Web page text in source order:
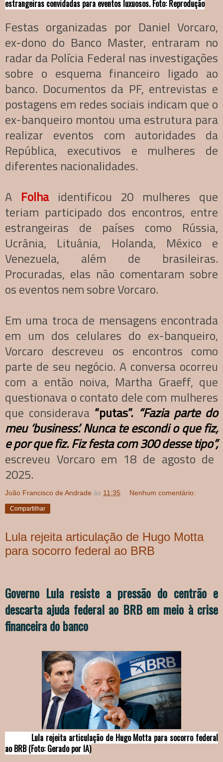
estrangeiras convidadas para eventos luxuosos. Foto: Reprodução
Festas organizadas por Daniel Vorcaro,
ex-dono do Banco Master, entraram no
radar da Polícia Federal nas investigações
sobre o esquema financeiro ligado ao
banco. Documentos da PF, entrevistas e
postagens em redes sociais indicam que o
ex-banqueiro montou uma estrutura para
realizar eventos com autoridades da
República, executivos e mulheres de
diferentes nacionalidades.
A Folhaidentificou 20 mulheres que
teriam participado dos encontros, entre
estrangeiras de países como Rússia,
Ucrânia, Lituânia, Holanda, México e
Venezuela, além de brasileiras.
Procuradas, elas não comentaram sobre
os eventos nem sobre Vorcaro.
Em uma troca de mensagens encontrada
em um dos celulares do ex-banqueiro,
Vorcaro descreveu os encontros como
parte de seu negócio. A conversa ocorreu
com a então noiva, Martha Graeff, que
questionava o contato dele com mulheres
que considerava “putas”. “Fazia parte do
meu ‘business’. Nunca te escondi o que fiz,
e por que fiz. Fiz festa com 300 desse tipo”,
escreveu Vorcaro em 18 de agosto de
2025.
João Francisco de Andrade às 11:35 Nenhum comentário:
Compartilhar
Lula rejeita articulação de Hugo Motta
para socorro federal ao BRB
Governo Lula resiste a pressão do centrão e
descarta ajuda federal ao BRB em meio à crise
financeira do banco
Lula rejeita articulação de Hugo Motta para socorro federal
ao BRB (Foto: Gerado por IA)